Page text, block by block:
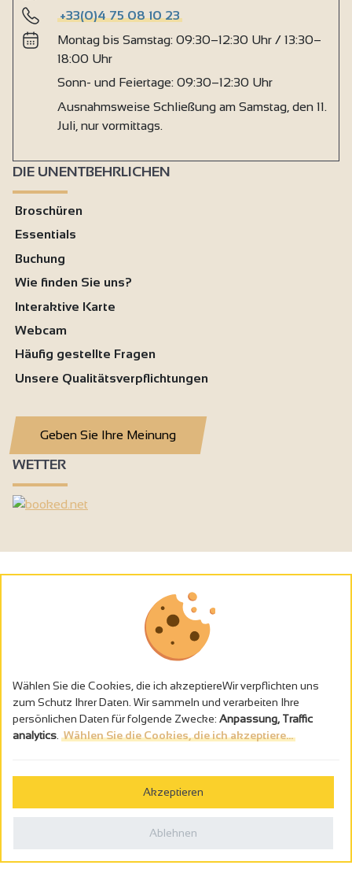
+33(0)4 75 08 10 23
Montag bis Samstag: 09:30–12:30 Uhr / 13:30–
18:00 Uhr
Sonn- und Feiertage: 09:30–12:30 Uhr
Ausnahmsweise Schließung am Samstag, den 11.
Juli, nur vormittags.
DIE UNENTBEHRLICHEN
Broschüren
Essentials
Buchung
Wie finden Sie uns?
Interaktive Karte
Webcam
Häufig gestellte Fragen
Unsere Qualitätsverpflichtungen
Geben Sie Ihre Meinung
WETTER
Alkoholmissbrauch ist gefährlich für die Gesundheit - trinken Sie in
Politique de confidentialité
Wählen Sie die Cookies, die ich akzeptiereWir verpflichten uns
zum Schutz Ihrer Daten. Wir sammeln und verarbeiten Ihre
persönlichen Daten für folgende Zwecke: Anpassung, Traffic
analytics Wählen Sie die Cookies, die ich akzeptiere...
Akzeptieren
Ablehnen